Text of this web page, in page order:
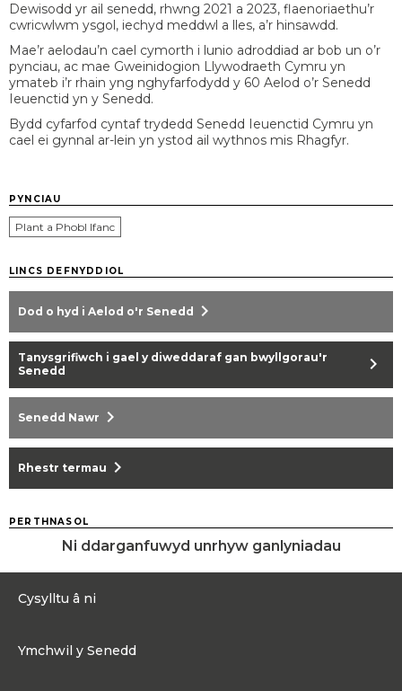
Dewisodd yr ail senedd, rhwng 2021 a 2023, flaenoriaethu’r
cwricwlwm ysgol, iechyd meddwl a lles, a’r hinsawdd.
Mae’r aelodau’n cael cymorth i lunio adroddiad ar bob un o’r
pynciau, ac mae Gweinidogion Llywodraeth Cymru yn
ymateb i’r rhain yng nghyfarfodydd y 60 Aelod o’r Senedd
Ieuenctid yn y Senedd.
Bydd cyfarfod cyntaf trydedd Senedd Ieuenctid Cymru yn
cael ei gynnal ar-lein yn ystod ail wythnos mis Rhagfyr.
PYNCIAU
Plant a Phobl Ifanc
LINCS DEFNYDDIOL
Dod o hyd i Aelod o'r Senedd chevron_right
Tanysgrifiwch i gael y diweddaraf gan bwyllgorau'r
Senedd
chevron_right
Senedd Nawr chevron_right
Rhestr termau chevron_right
PERTHNASOL
Ni ddarganfuwyd unrhyw ganlyniadau
Cysylltu â ni
Ymchwil y Senedd